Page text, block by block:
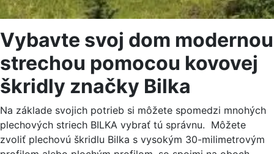
Vybavte svoj dom modernou
strechou pomocou kovovej
škridly značky Bilka
Na základe svojich potrieb si môžete spomedzi mnohých
plechových striech BILKA vybrať tú správnu. Môžete
zvoliť plechovú škridlu Bilka s vysokým 30-milimetrovým